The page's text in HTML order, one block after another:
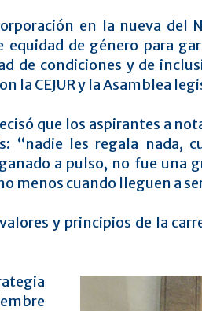
en la nueva del
de género para
de condiciones y de
la CEJUR y la Asamblea
que los aspirantes a
“nadie les regala nada,
a pulso, no fue una
menos cuando lleguen a
y principios de la